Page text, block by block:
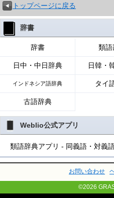
トップページに戻る
辞書
辞書 類語
日中・中日辞典 日韓・
インドネシア語辞典 タイ
古語辞典
Weblio公式アプリ
類語辞典アプリ - 同義語・対義
お問い合わせ
©2026